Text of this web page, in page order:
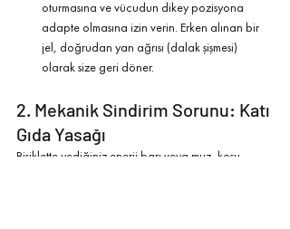
oturmasına ve vücudun dikey pozisyona
adapte olmasına izin verin. Erken alınan bir
jel, doğrudan yan ağrısı (dalak şişmesi)
olarak size geri döner.
2. Mekanik Sindirim Sorunu: Katı
Gıda Yasağı
Bisiklette yediğiniz enerji barı veya muz, koşu